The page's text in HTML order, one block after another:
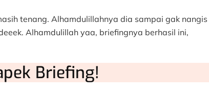
tenang. Alhamdulillahnya dia sampai gak nangis
Alhamdulillah yaa, briefingnya berhasil ini,
Briefing!